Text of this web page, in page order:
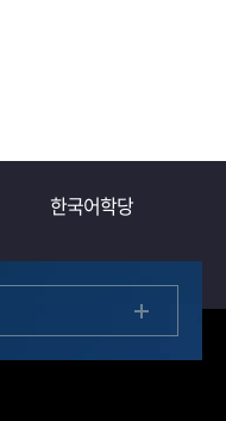
한국어학당